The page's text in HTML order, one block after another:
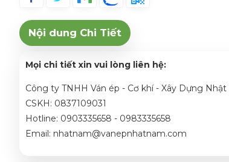
Nội dung Chi Tiết
Mọi chi tiết xin vui lòng liên hệ:
Công ty TNHH Ván ép - Cơ khí - Xây Dựng
CSKH: 0837109031
Hotline: 0903335658 - 0983335658
Email: nhatnam@vanepnhatnam.com